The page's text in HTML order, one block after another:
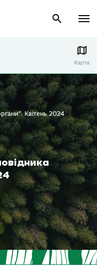
Карта
Квітень 2024